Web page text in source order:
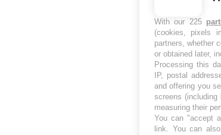
With our 225
(cookies, pixels
partners, whether
or obtained later,
Processing this
IP, postal
and offering you
screens
measuring their
You can "accept
link. You can